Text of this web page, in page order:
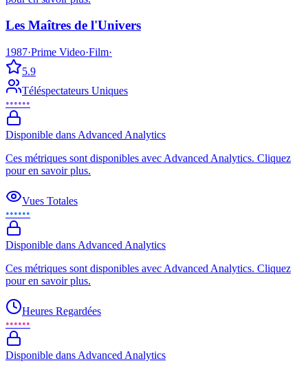
Les Maîtres de l'Univers
1987·Prime Video·Film·
5.9
Téléspectateurs Uniques
••••••
Disponible dans Advanced Analytics
Ces métriques sont disponibles avec Advanced Analytics. Cliquez
pour en savoir plus.
Vues Totales
••••••
Disponible dans Advanced Analytics
Ces métriques sont disponibles avec Advanced Analytics. Cliquez
pour en savoir plus.
Heures Regardées
••••••
Disponible dans Advanced Analytics